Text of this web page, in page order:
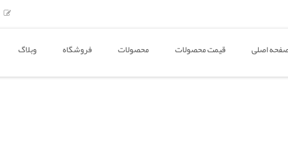
اصلی قیمت محصولات محصولات فروشگاه وبلاگ